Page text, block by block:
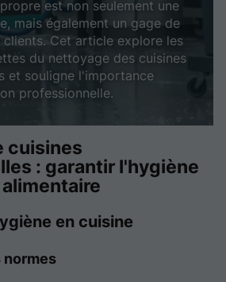
est non seulement une
mais également un gage de
clients. Cet article explore les
du nettoyage des cuisines
et souligne l'importance
professionnelle.
cuisines
: garantir l'hygiène
en cuisine
normes